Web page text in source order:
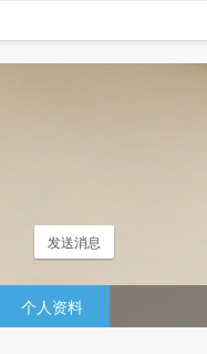
发送消息
个人资料